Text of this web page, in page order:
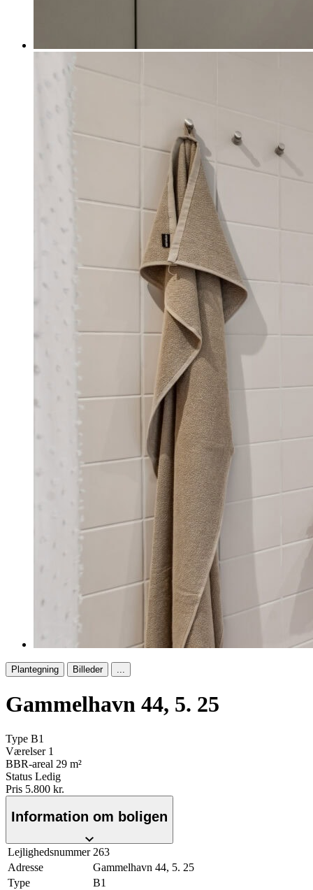
Plantegning Billeder ...
Gammelhavn 44, 5. 25
Type B1
Værelser 1
BBR-areal 29 m²
Status Ledig
Pris 5.800 kr.
Information om boligen
Lejlighedsnummer 263
Adresse
Gammelhavn 44, 5. 25
Type
B1